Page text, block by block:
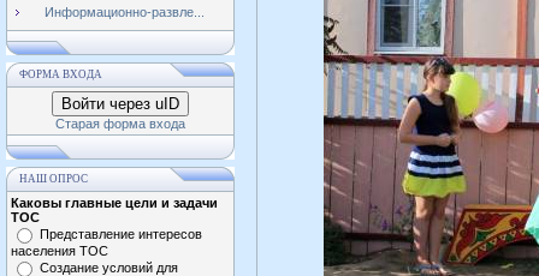
Информационно-развле...
ФОРМА ВХОДА
Войти через uID
Старая форма входа
НАШ ОПРОС
Каковы главные цели и задачи
ТОС
Представление интересов
населения ТОС
Создание условий для